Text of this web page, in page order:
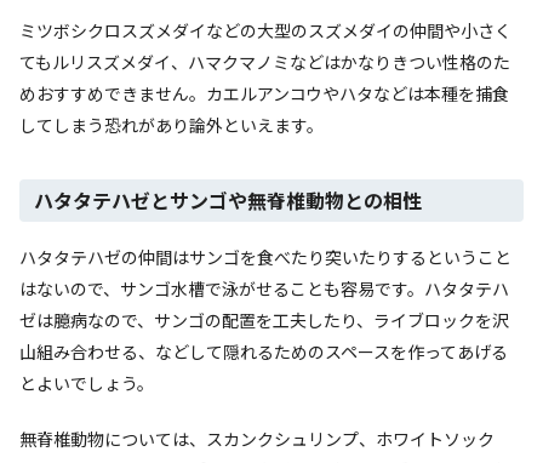
ミツボシクロスズメダイなどの大型のスズメダイの仲間や小さく
てもルリスズメダイ、ハマクマノミなどはかなりきつい性格のた
めおすすめできません。カエルアンコウやハタなどは本種を捕食
してしまう恐れがあり論外といえます。
ハタタテハゼとサンゴや無脊椎動物との相性
ハタタテハゼの仲間はサンゴを食べたり突いたりするということ
はないので、サンゴ水槽で泳がせることも容易です。ハタタテハ
ゼは臆病なので、サンゴの配置を工夫したり、ライブロックを沢
山組み合わせる、などして隠れるためのスペースを作ってあげる
とよいでしょう。
無脊椎動物については、スカンクシュリンプ、ホワイトソック